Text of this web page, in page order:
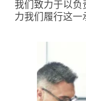
化
与
职
发
展
我们致力于以负
力我们履行这一